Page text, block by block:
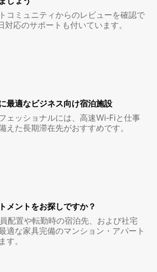
コミュニティからのレビューを確認で
対応のサポートも付いています。
最⁠適⁠なビ⁠ジ⁠ネ⁠ス⁠向⁠け宿⁠泊⁠施⁠設
ェッショナルには、高速Wi-Fiと仕事
えた長期滞在先がおすすめです。
メントをお探しですか？
配置や転勤時の宿泊先、および社宅
適な家具完備のマンション・アパート
す。